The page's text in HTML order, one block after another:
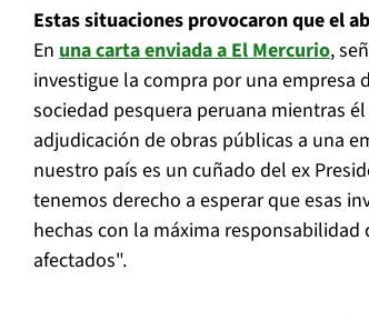
Estas situaciones provocaron que el
En una carta enviada a El Mercurio,
investigue la compra por una empresa
sociedad pesquera peruana mientras
adjudicación de obras públicas a una
nuestro país es un cuñado del ex
tenemos derecho a esperar que esas
hechas con la máxima
afectados".